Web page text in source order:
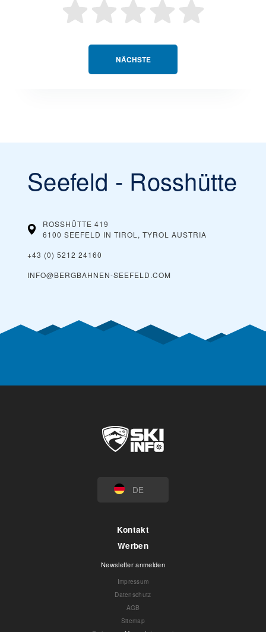
NÄCHSTE
Seefeld - Rosshütte
ROSSHÜTTE 419
6100 SEEFELD IN TIROL, TYROL AUSTRIA
+43 (0) 5212 24160
INFO@BERGBAHNEN-SEEFELD.COM
DE
Kontakt
Werben
Newsletter anmelden
Impressum
Datenschutz
AGB
Sitemap